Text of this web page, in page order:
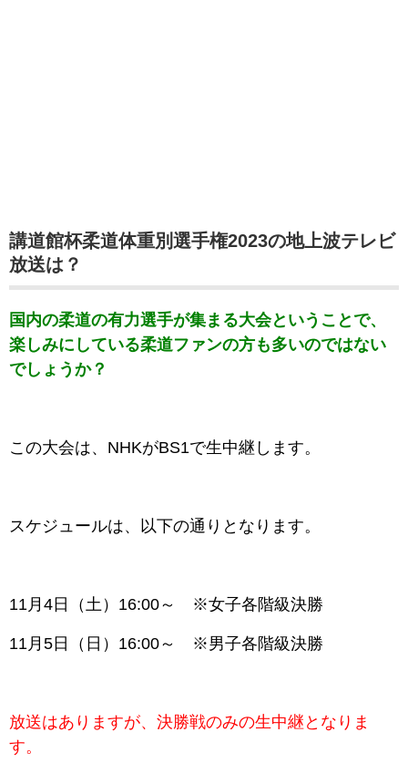
講道館杯柔道体重別選手権2023の地上波テレビ
放送は？
国内の柔道の有力選手が集まる大会ということで、
楽しみにしている柔道ファンの方も多いのではない
でしょうか？
この大会は、NHKがBS1で生中継します。
スケジュールは、以下の通りとなります。
11月4日（土）16:00～ ※女子各階級決勝
11月5日（日）16:00～ ※男子各階級決勝
放送はありますが、決勝戦のみの生中継となりま
す。